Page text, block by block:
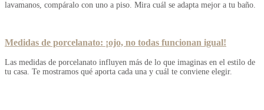
lavamanos, compáralo con uno a piso. Mira cuál se adapta mejor a tu baño.
Medidas de porcelanato: ¡ojo, no todas funcionan igual!
Las medidas de porcelanato influyen más de lo que imaginas en el estilo de
tu casa. Te mostramos qué aporta cada una y cuál te conviene elegir.